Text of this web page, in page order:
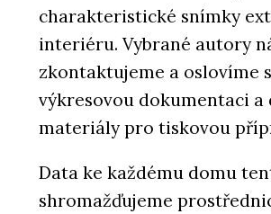
charakteristické snímky
interiéru. Vybrané autory
zkontaktujeme a oslovíme
výkresovou dokumentaci a
materiály pro tiskovou
Data ke každému domu
shromažďujeme